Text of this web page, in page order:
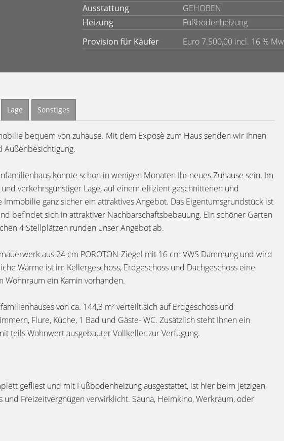
Ausstattung
GEHOBEN
Heizung
Fußbodenheizung
Provision für Käufer
Euro 7.500,00 incl. 16 %
Lage Sonstiges
bequem von zuhause. Mit dem Exposè zum Haus senden wir Ihnen
Außenbesichtigung.
könnte schon in wenigen Monaten Ihr neues Zuhause sein. Im
verkehrsgünstiger Lage, auf einem effizient geschnittenen und
ganz sicher ein attraktives Angebot. Das Eigentumsgrundstück ist
befindet sich in attraktiver Nachbarschaftsbebauung. Ein schöner Garten
4 Stellplätzen runden unser Angebot ab.
aus 24 cm POROTON-Ziegel mit 16 cm VWS Dämmung und wird
Wärme ist im Kellergeschoss, Erdgeschoss und Dachgeschoss eine
Wohnraum ein Kamin vorhanden.
von ca. 144,3 m² verteilt sich auf Erdgeschoss und
Flure, Küche, 1 Bad und Gäste- WC. Zusätzlich steht Ihnen ein
teils Wohnwert ausgebauter Vollkeller zur Verfügung.
gefliest und mit Fußbodenheizung ausgestattet, ist hier beim jetzigen
und Freizeitvergnügen verwirklicht. Sauna, Heimkino, Werkraum, oder